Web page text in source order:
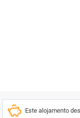
Este alojamento